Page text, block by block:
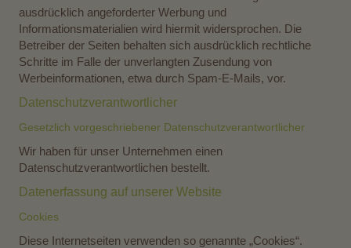
ausdrücklich angeforderter Werbung und
Informationsmaterialien wird hiermit widersprochen. Die
Betreiber der Seiten behalten sich ausdrücklich rechtliche
Schritte im Falle der unverlangten Zusendung von
Werbeinformationen, etwa durch Spam-E-Mails, vor.
Datenschutzverantwortlicher
Gesetzlich vorgeschriebener Datenschutzverantwortlicher
Wir haben für unser Unternehmen einen
Datenschutzverantwortlichen bestellt.
Datenerfassung auf unserer Website
Cookies
Diese Internetseiten verwenden so genannte „Cookies“.